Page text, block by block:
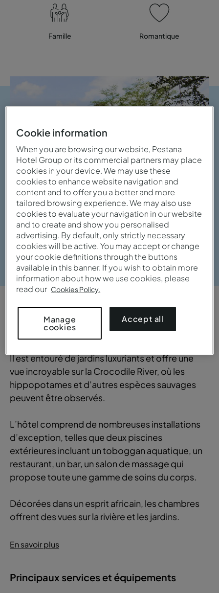
Famille Romantique
Voir la galerie
APERÇU
Panoramique et accueillant
Il est entouré de jardins luxuriants et offre une
vue incroyable sur la Crocodile River, où les
hippopotames et d’autres espèces sauvages
peuvent être observés.
L’hôtel comprend de nombreuses installations
d’exception, telles que deux piscines
extérieures incluant un toboggan aquatique, un
restaurant, un bar, un salon de massage qui
propose toute une gamme de soins du corps.
Décorées dans un esprit africain, les chambres
offrent des vues sur la rivière et les jardins.
En savoir plus
Principaux services et équipements
Cookie information
When you are browsing our website, Pestana
Hotel Group or its commercial partners may place
cookies in your device. We may use these
cookies to enhance website navigation and
content and to offer you a better and more
tailored browsing experience. We may also use
cookies to evaluate your navigation in our website
and to create and show you personalised
advertising. By default, only strictly necessary
cookies will be active. You may accept or change
your cookie definitions through the buttons
available in this banner. If you wish to obtain more
information about how we use cookies, please
read our Cookies Policy.
Manage
cookies
Accept all